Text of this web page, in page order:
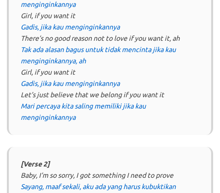
menginginkannya
Girl, if you want it
Gadis, jika kau menginginkannya
There’s no good reason not to love if you want it, ah
Tak ada alasan bagus untuk tidak mencinta jika kau
menginginkannya, ah
Girl, if you want it
Gadis, jika kau menginginkannya
Let’s just believe that we belong if you want it
Mari percaya kita saling memiliki jika kau
menginginkannya
[Verse 2]
Baby, I’m so sorry, I got something I need to prove
Sayang, maaf sekali, aku ada yang harus kubuktikan